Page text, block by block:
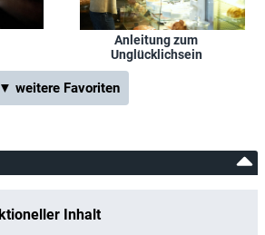
Anleitung zum
Unglücklichsein
▼ weitere Favoriten